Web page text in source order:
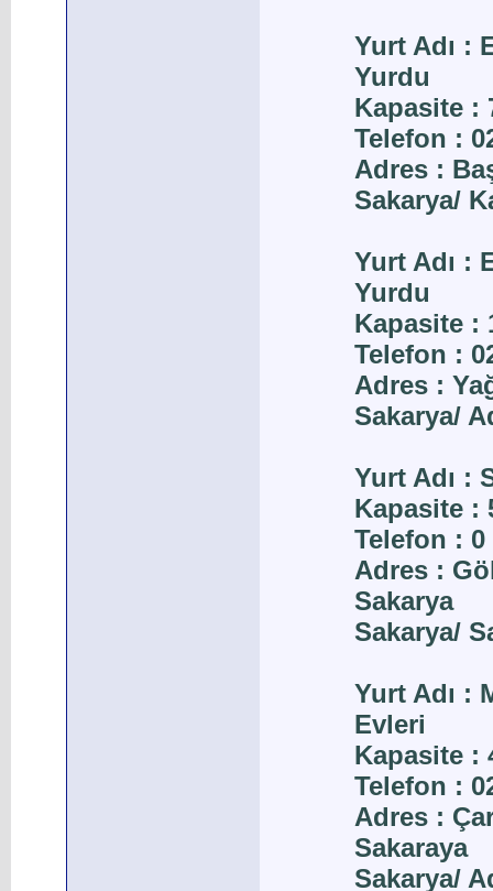
Yurt Adı :
Yurdu
Kapasite :
Telefon :
Adres :
Sakarya/
Yurt Adı :
Yurdu
Kapasite :
Telefon :
Adres :
Sakarya/
Yurt Adı :
Kapasite :
Telefon : 0
Adres :
Sakarya
Sakarya/
Yurt Adı :
Evleri
Kapasite :
Telefon :
Adres :
Sakaraya
Sakarya/